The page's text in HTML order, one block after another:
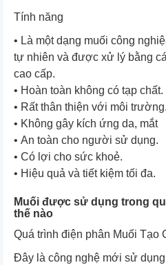
Tính năng
• Là một dạng muối công
tự nhiên và được xử lý bằng
cao cấp.
• Hoàn toàn không có tạp chất.
• Rất thân thiện với môi trường.
• Không gây kích ứng da, mắt
• An toàn cho người sử dụng.
• Có lợi cho sức khoẻ.
• Hiệu quả và tiết kiệm tối đa.
Muối được sử dụng trong
thế nào
Quá trình điện phân Muối Tạo
Đây là công nghệ mới sử